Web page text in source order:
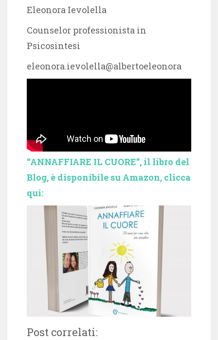
Eleonora Ievolella
Counselor professionista in
Psicosintesi
eleonora.ievolella@albertoeleonora
“ANNAFFIARE IL CUORE”, il libro del
Blog, è disponibile su Amazon, clicca
qui:
Post correlati: